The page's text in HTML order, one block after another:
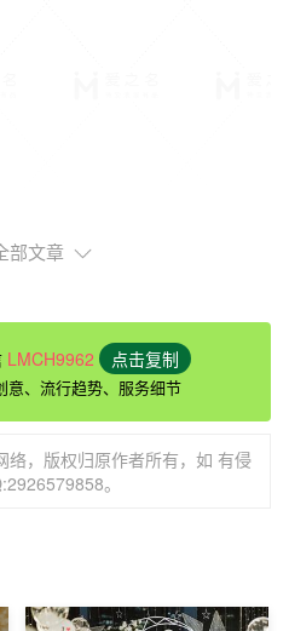
容院暖心求婚
就开始慢慢保养了，趁着
去最好的美容院陪她，让她享
婚的地方，给她意外的惊喜。
部文章
LMCH9962 点击复制
意、流行趋势、服务细节
络，版权归原作者所有，如 有侵
。